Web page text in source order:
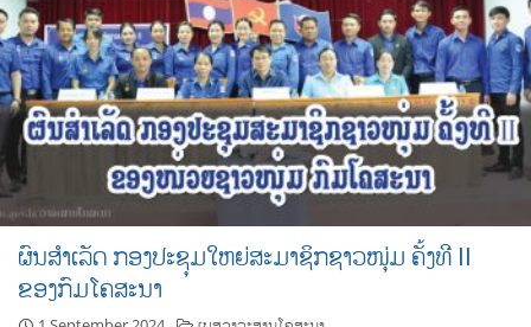
ຜົນສໍາເລັດ ກອງປະຊຸມໃຫຍ່ສະມາຊິກຊາວໜຸ່ມ ຄັ້ງທີ II
ຂອງກົມໂຄສະນາ